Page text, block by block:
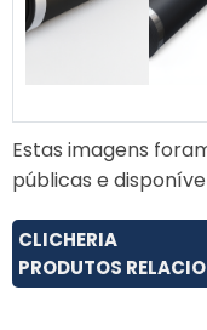
Estas imagens
públicas e
CLICHERIA
PRODUTOS